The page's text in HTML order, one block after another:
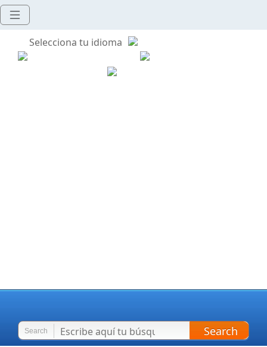
Selecciona tu idioma
Search Search